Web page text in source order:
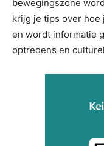
bewegingszone
krijg je tips over hoe
en wordt informatie
optredens en